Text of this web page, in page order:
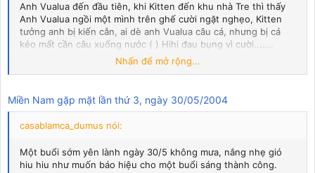
Anh Vualua đến đầu tiên, khi Kitten đến khu nhà Tre thì thấy
Anh Vualua ngồi một mình trên ghế cười ngặt nghẹo, Kitten
tưởng anh bị kiến cắn, ai dè anh Vualua câu cá, nhưng bị cá
kéo mất cần câu xuống nước ( ) Hihi đau bụng vì cười.......
Theo thông báo VL đã dặn chị em không đi dép nhọn gót vì dễ
bị sập bẫy nhưng Anh Chuột nhà mình vẫn sập bẫy như ai
những nơi có bề mặt không bằng phẳng anh nhớ dặn bà con
mang theo cái gối để ngồi nhé, chứ gầy gò như em về nhà ê
hết cả .....
Thưa bà con, chương trình được diễn ra như sau( Em nhớ
Vualua tuyên bố lý do, Hyper phát biểu về lịch sử hình thành
của WKT và ra mắt ban quản lý WKT, sau đó mọi người tự giới
Nhấn để mở rộng...
Miền Nam gặp mặt lần thứ 3, ngày 30/05/2004
casablamca_dumus nói:
Một buổi sớm yên lành ngày 30/5 không mưa, nắng nhẹ gió
hiu hiu như muốn báo hiệu cho một buổi sáng thành công.